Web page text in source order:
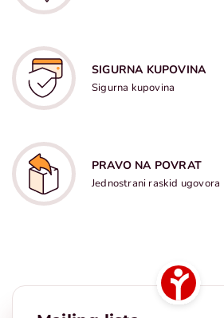
SIGURNA KUPOVINA
Sigurna kupovina
PRAVO NA POVRAT
Jednostrani raskid ugovora